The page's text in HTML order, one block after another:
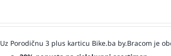
Uz Porodičnu 3 plus karticu Bike.ba by.Bracom je